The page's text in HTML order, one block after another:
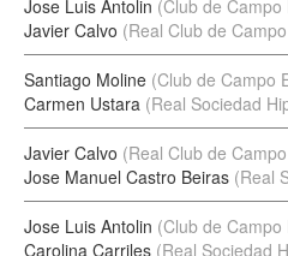
Jose Luis Antolin (Club de Campo
Javier Calvo (Real Club de
Santiago Moline (Club de Campo
Carmen Ustara (Real Sociedad
Javier Calvo (Real Club de
Jose Manuel Castro Beiras (Real
Jose Luis Antolin (Club de Campo
Carolina Carriles (Real Sociedad